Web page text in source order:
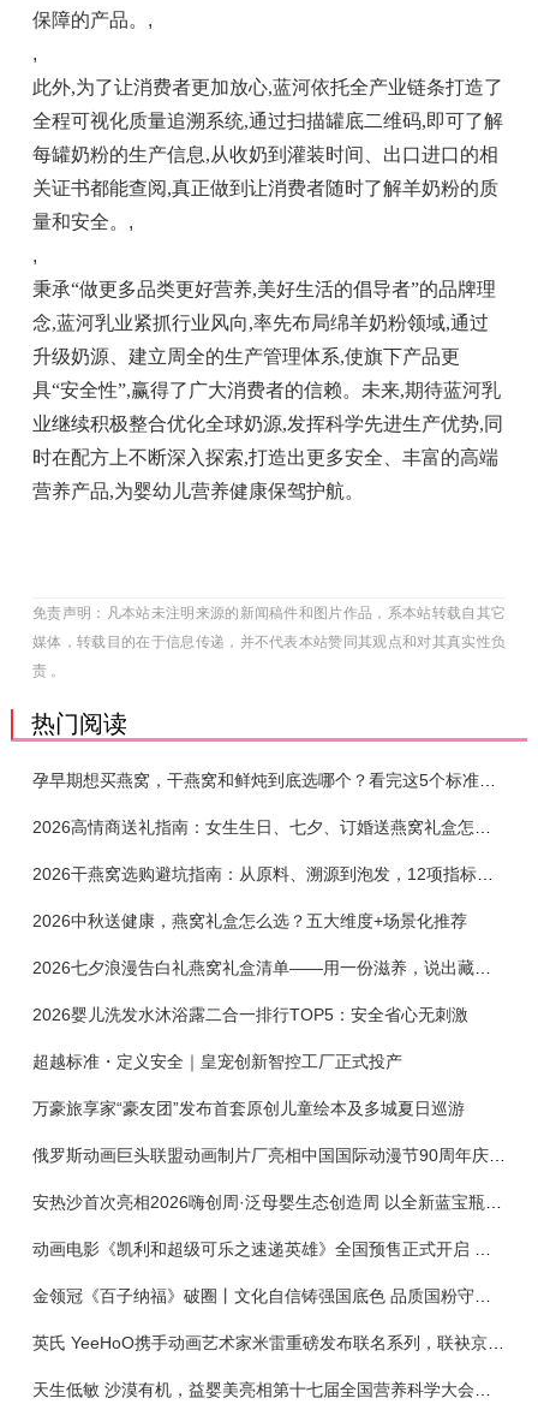
保障的产品。 ,
,
此外,为了让消费者更加放心,蓝河依托全产业链条打造了
全程可视化质量追溯系统,通过扫描罐底二维码,即可了解
每罐奶粉的生产信息,从收奶到灌装时间、出口进口的相
关证书都能查阅,真正做到让消费者随时了解羊奶粉的质
量和安全。 ,
,
秉承“做更多品类更好营养,美好生活的倡导者”的品牌理
念,蓝河乳业紧抓行业风向,率先布局绵羊奶粉领域,通过
升级奶源、建立周全的生产管理体系,使旗下产品更
具“安全性”,赢得了广大消费者的信赖。未来,期待蓝河乳
业继续积极整合优化全球奶源,发挥科学先进生产优势,同
时在配方上不断深入探索,打造出更多安全、丰富的高端
营养产品,为婴幼儿营养健康保驾护航。
免责声明：凡本站未注明来源的新闻稿件和图片作品，系本站转载自其它
媒体，转载目的在于信息传递，并不代表本站赞同其观点和对其真实性负
责 。
热门阅读
孕早期想买燕窝，干燕窝和鲜炖到底选哪个？看完这5个标准再下单
2026干燕窝选购避坑指南：从原料、溯源到泡发，12项指标判断靠谱燕窝
2026中秋送健康，燕窝礼盒怎么选？五大维度+场景化推荐
2026七夕浪漫告白礼燕窝礼盒清单——用一份滋养，说出藏在心底的爱
2026婴儿洗发水沐浴露二合一排行TOP5：安全省心无刺激
超越标准・定义安全｜皇宠创新智控工厂正式投产
万豪旅享家“豪友团”发布首套原创儿童绘本及多城夏日巡游
俄罗斯动画巨头联盟动画制片厂亮相中国国际动漫节90周年庆开启中国之旅新篇章
金领冠《百子纳福》破圈丨文化自信铸强国底色 品质国粉守护新生
英氏 YeeHoO携手动画艺术家米雷重磅发布联名系列，联袂京东深化全渠道战略